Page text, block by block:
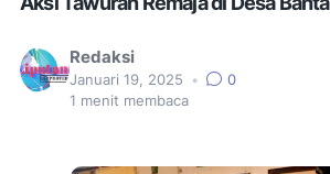
Redaksi
Januari 19, 2025 •
0
1 menit membaca